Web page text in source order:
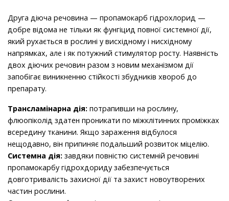
Друга діюча речовина — пропамокарб гідрохлорид —
добре відома не тільки як фунгіцид повної системної дії,
який рухається в рослині у висхідному і нисхідному
напрямках, але і як потужний стимулятор росту. Наявність
двох діючих речовин разом з новим механізмом дії
запобігає виникненню стійкості збудників хвороб до
препарату.
Трансламінарна дія: потрапивши на рослину,
флюопіколід здатен проникати по міжклітинних проміжках
всередину тканини. Якщо зараження відбулося
нещодавно, він припиняє подальший розвиток міцелію.
Системна дія: завдяки повністю системній речовині
пропамокарбу гідрохдориду забезпечується
довготривалість захисної дії та захист новоутворених
частин рослини.